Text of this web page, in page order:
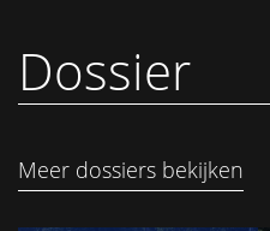
Dossier
Meer dossiers bekijken